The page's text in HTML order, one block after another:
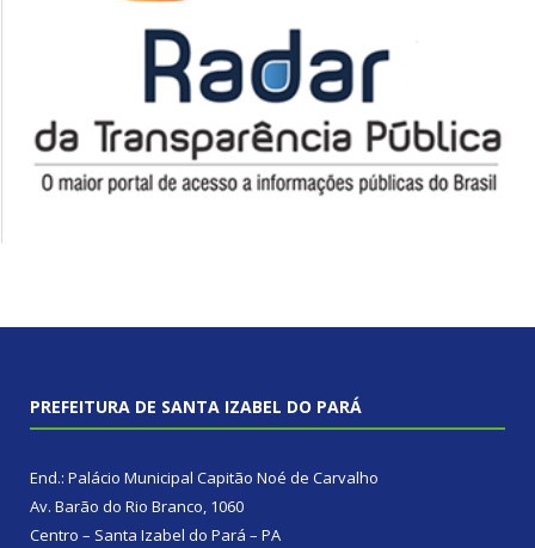
PREFEITURA DE SANTA IZABEL DO PARÁ
End.: Palácio Municipal Capitão Noé de Carvalho
Av. Barão do Rio Branco, 1060
Centro – Santa Izabel do Pará – PA